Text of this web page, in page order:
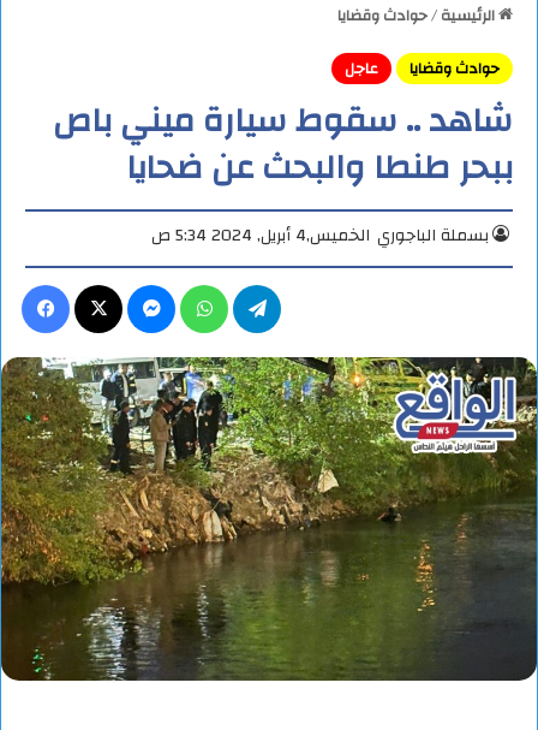
الرئيسية/حوادث وقضايا
حوادث وقضايا
عاجل
شاهد .. سقوط سيارة ميني باص
ببحر طنطا والبحث عن ضحايا
بسملة الباجوري الخميس,4 أبريل, 2024 5:34 ص
ماسنجر واتساب تيلقرام